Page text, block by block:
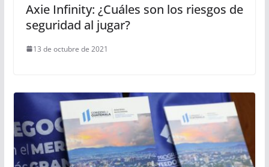
Axie Infinity: ¿Cuáles son los riesgos de
seguridad al jugar?
13 de octubre de 2021